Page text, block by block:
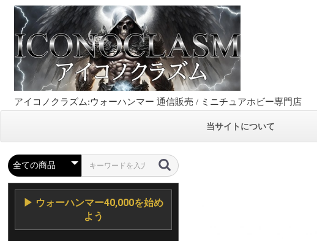
アイコノクラズム:ウォーハンマー 通信販売 / ミニチュアホビー専門店
当サイトについて
▶ ウォーハンマー40,000を始め
よう